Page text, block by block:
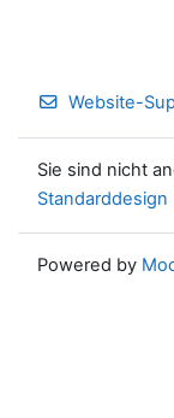
Website-
Sie sind nicht
Standarddesign
Powered by